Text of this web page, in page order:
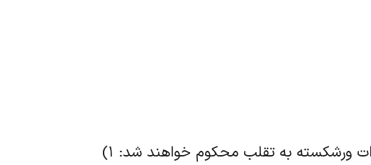
ماده ۵۵۱ در مورد ورشکستگی اشخاص ذیل مجرم محسوب و مطابق قانون جزا به مجازات ورشکسته به تقلب محکوم خواهند شد: ۱)